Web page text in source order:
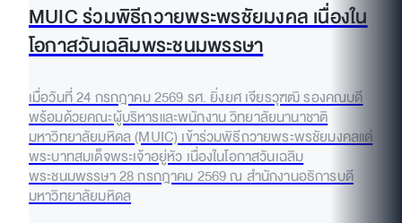
MUIC ร่วมพิธีถวายพระพรชัยมงคล เนื่องใน
โอกาสวันเฉลิมพระชนมพรรษา
เมื่อวันที่ 24 กรกฎาคม 2569 รศ. ยิ่งยศ เจียรวุฑฒิ รองคณบดี
พร้อมด้วยคณะผู้บริหารและพนักงาน วิทยาลัยนานาชาติ
มหาวิทยาลัยมหิดล (MUIC) เข้าร่วมพิธีถวายพระพรชัยมงคลแด่
พระบาทสมเด็จพระเจ้าอยู่หัว เนื่องในโอกาสวันเฉลิม
พระชนมพรรษา 28 กรกฎาคม 2569 ณ สำนักงานอธิการบดี
มหาวิทยาลัยมหิดล